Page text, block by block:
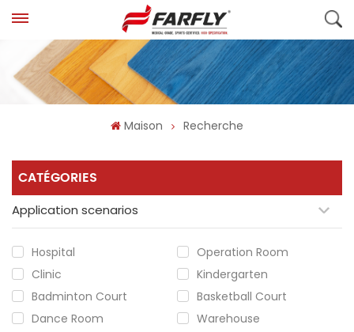
Maison Recherche
CATÉGORIES
Application scenarios
Hospital
Operation Room
Clinic
Kindergarten
Badminton Court
Basketball Court
Dance Room
Warehouse